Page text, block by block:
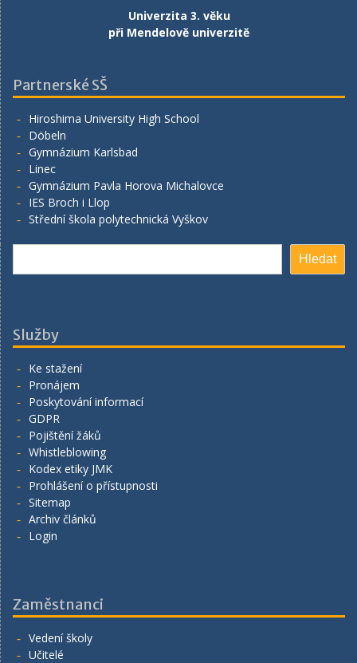
Univerzita 3. věku
při Mendelově univerzitě
Partnerské SŠ
Hiroshima University High School
Döbeln
Gymnázium Karlsbad
Linec
Gymnázium Pavla Horova Michalovce
IES Broch i Llop
Střední škola polytechnická Vyškov
Hledat
Služby
Ke stažení
Pronájem
Poskytování informací
GDPR
Pojištění žáků
Whistleblowing
Kodex etiky JMK
Prohlášení o přístupnosti
Sitemap
Archiv článků
Login
Zaměstnanci
Vedení školy
Učitelé